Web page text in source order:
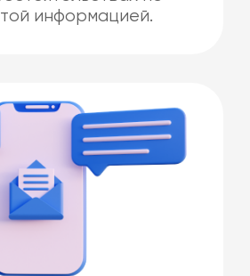
информацией.